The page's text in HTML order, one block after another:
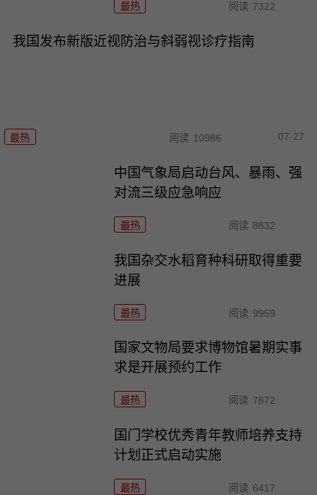
最热 阅读 7322
我国发布新版近视防治与斜弱视诊疗指南
最热 阅读 10986 07-27
中国气象局启动台风、暴雨、强
对流三级应急响应
最热 阅读 8832
我国杂交水稻育种科研取得重要
进展
最热 阅读 9959
国家文物局要求博物馆暑期实事
求是开展预约工作
最热 阅读 7872
国门学校优秀青年教师培养支持
计划正式启动实施
最热 阅读 6417